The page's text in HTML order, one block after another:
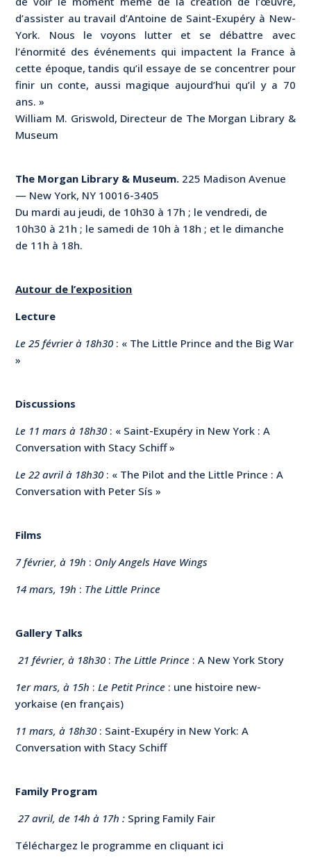
d’assister au travail d’Antoine de Saint-Exupéry à New-
York. Nous le voyons lutter et se débattre avec
l’énormité des événements qui impactent la France à
cette époque, tandis qu’il essaye de se concentrer pour
finir un conte, aussi magique aujourd’hui qu’il y a 70
ans. »
William M. Griswold, Directeur de The Morgan Library &
Museum
The Morgan Library & Museum. 225 Madison Avenue
— New York, NY 10016-3405
Du mardi au jeudi, de 10h30 à 17h ; le vendredi, de
10h30 à 21h ; le samedi de 10h à 18h ; et le dimanche
de 11h à 18h.
Autour de l’exposition
Lecture
Le 25 février à 18h30 : « The Little Prince and the Big War
»
Discussions
Le 11 mars à 18h30 : « Saint-Exupéry in New York : A
Conversation with Stacy Schiff »
Le 22 avril à 18h30 : « The Pilot and the Little Prince : A
Conversation with Peter Sís »
Films
7 février, à 19h : Only Angels Have Wings
14 mars, 19h : The Little Prince
Gallery Talks
21 février, à 18h30 : The Little Prince : A New York Story
1er mars, à 15h :Le Petit Prince : une histoire new-
yorkaise (en français)
11 mars, à 18h30 : Saint-Exupéry in New York: A
Conversation with Stacy Schiff
Family Program
27 avril, de 14h à 17h : Spring Family Fair
Téléchargez le programme en cliquant ici